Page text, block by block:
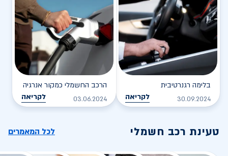
בלימה רגנרטיבית
30.09.2024 לקריאה
הרכב החשמלי כמקור אנרגיה
03.06.2024 לקריאה
טעינת רכב חשמלי לכל המאמרים